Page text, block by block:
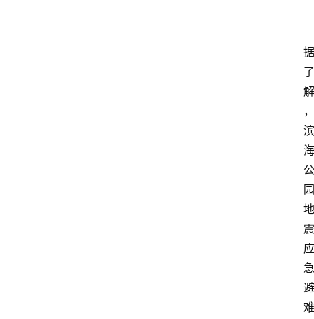
据
了
解
，
滨
海
公
园
地
震
应
急
避
难